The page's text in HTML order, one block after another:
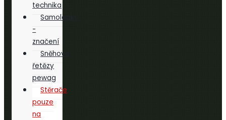
technika
Samolepky
-
značení
Sněhové
řetězy
pewag
Stěrače
pouze
na